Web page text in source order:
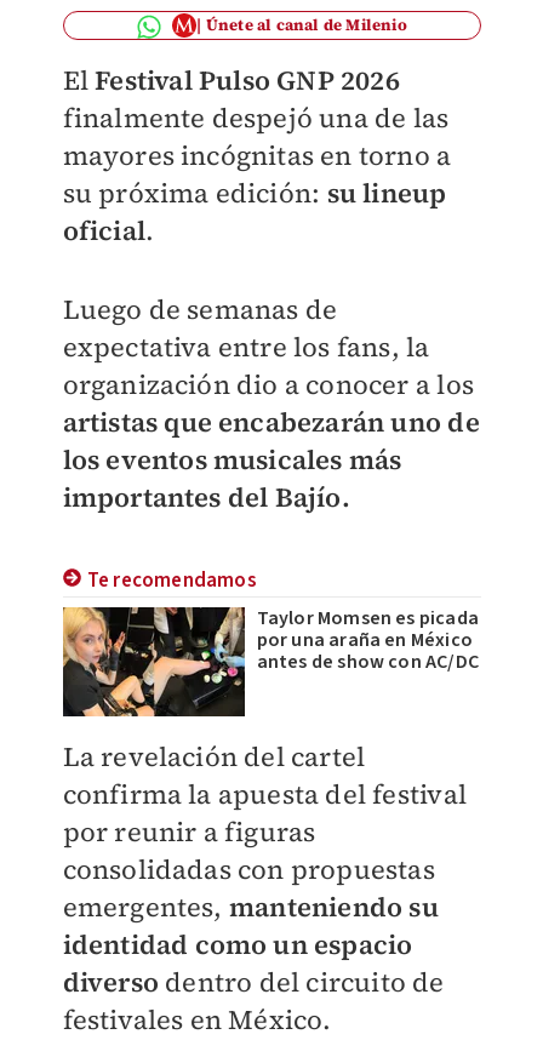
Únete al canal de Milenio
ElFestival Pulso GNP 2026
finalmente despejó una de las
mayores incógnitas en torno a
su próxima edición: su lineup
oficial.
Luego de semanas de
expectativa entre los fans, la
organización dio a conocer a los
artistas que encabezarán uno de
los eventos musicales más
importantes del Bajío.
Te recomendamos
Taylor Momsen es picada
por una araña en México
antes de show con AC/DC
La revelación del cartel
confirma la apuesta del festival
por reunir a figuras
consolidadas con propuestas
emergentes, manteniendo su
identidad como un espacio
diverso dentro del circuito de
festivales en México.